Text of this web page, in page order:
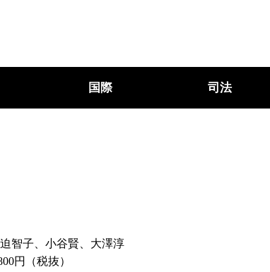
国際 司法
智子、小谷賢、大澤淳
円（税抜）